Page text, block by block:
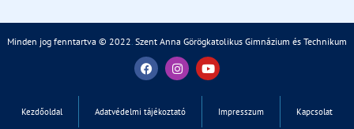
Minden jog fenntartva © 2022. Szent Anna Görögkatolikus Gimnázium és Technikum
Kezdőoldal Adatvédelmi tájékoztató Impresszum Kapcsolat